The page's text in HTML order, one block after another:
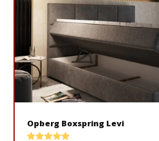
Opberg Boxspring Levi